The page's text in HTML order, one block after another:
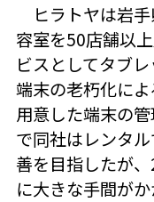
ヒラトヤは岩
容室を50店舗以
ビスとしてタブ
端末の老朽化に
用意した端末の
で同社はレンタ
善を目指したが
に大きな手間が